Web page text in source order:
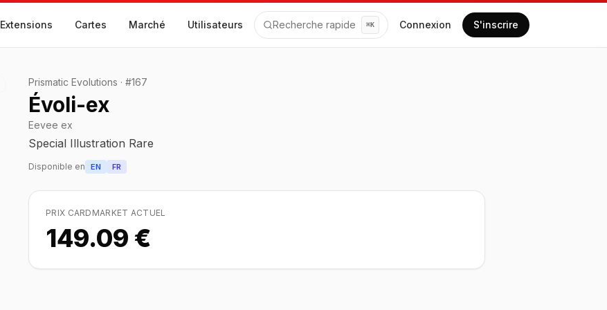
Extensions Cartes Marché Utilisateurs Recherche rapide ⌘K Connexion S'inscrire
Prismatic Evolutions · #167
Évoli-ex
Eevee ex
Special Illustration Rare
Disponible en EN FR
PRIX CARDMARKET ACTUEL
149.09 €